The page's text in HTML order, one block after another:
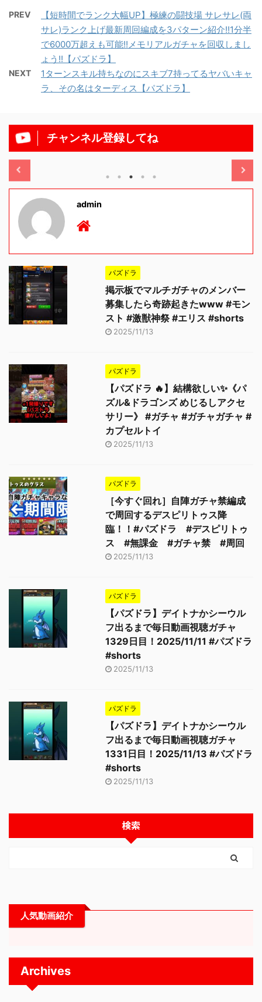
PREV
【短時間でランク大幅UP】極練の闘技場 サレサレ(両
サレ)ランク上げ最新周回編成を3パターン紹介!!1分半
で6000万超えも可能!!メモリアルガチャを回収しまし
ょう!!【パズドラ】
NEXT
1ターンスキル持ちなのにスキブ7持ってるヤバいキャ
ラ、その名はターディス【パズドラ】
チャンネル登録してね
11/13
admin
パズドラ
掲示板でマルチガチャのメンバー
募集したら奇跡起きたwww #モン
スト #激獣神祭 #エリス #shorts
2025/11/13
パズドラ
【パズドラ 🔥】結構欲しい✨《パ
ズル&ドラゴンズ めじるしアクセ
サリー》 #ガチャ #ガチャガチャ #
カプセルトイ
2025/11/13
パズドラ
［今すぐ回れ］自陣ガチャ禁編成
で周回するデスピリトゥス降
臨！！#パズドラ #デスピリトゥ
ス #無課金 #ガチャ禁 #周回
2025/11/13
パズドラ
【パズドラ】デイトナかシーウル
フ出るまで毎日動画視聴ガチャ
1329日目！2025/11/11 #パズドラ
#shorts
2025/11/13
パズドラ
【パズドラ】デイトナかシーウル
フ出るまで毎日動画視聴ガチャ
1331日目！2025/11/13 #パズドラ
#shorts
2025/11/13
検索
人気動画紹介
Archives